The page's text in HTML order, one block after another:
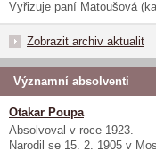
Vyřizuje paní Matoušová
Zobrazit archiv aktualit
Významní absolventi
Otakar Poupa
Absolvoval v roce 1923.
Narodil se 15. 2. 1905 v